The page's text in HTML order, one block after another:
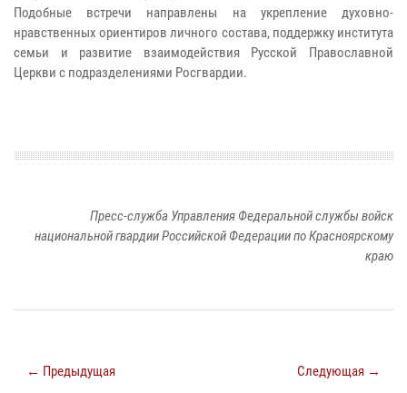
Подобные встречи направлены на укрепление духовно-
нравственных ориентиров личного состава, поддержку института
семьи и развитие взаимодействия Русской Православной
Церкви с подразделениями Росгвардии.
Пресс-служба Управления Федеральной службы войск
национальной гвардии Российской Федерации по Красноярскому
краю
← Предыдущая Следующая →